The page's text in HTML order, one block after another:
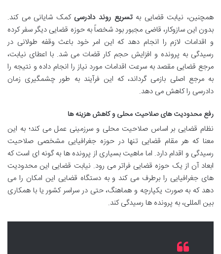
همچنین، نیابت قضایی بهتسریع روند دادرسی کمک شایانی می کند.
بدون این سازوکار، قاضی مجبور بود شخصاً به حوزه قضایی دیگر سفر کرده
و اقدامات لازم را انجام دهد که این امر خود باعث وقفه طولانی در
رسیدگی به پرونده و افزایش حجم کار قضات می شد. با اعطای نیابت،
مرجع قضایی مقصد به سرعت اقدامات مورد نیاز را انجام داده و نتیجه را
به مرجع اصلی بازمی گرداند، که این فرآیند به طور چشمگیری زمان
دادرسی را کاهش می دهد.
رفع محدودیت های صلاحیت محلی و کاهش هزینه ها
نظام قضایی بر اساس صلاحیت محلی و سرزمینی عمل می کند؛ به این
معنا که هر مقام قضایی تنها در حوزه جغرافیایی مشخصی صلاحیت
رسیدگی و اقدام دارد. اما ماهیت بسیاری از پرونده ها به گونه ای است که
ابعاد آن از یک حوزه قضایی فراتر می رود. نیابت قضایی این محدودیت
های جغرافیایی را برطرف می کند و به دستگاه قضایی این امکان را می
دهد که به صورت یکپارچه و هماهنگ، حتی در سراسر کشور یا با همکاری
بین المللی، به پرونده ها رسیدگی کند.